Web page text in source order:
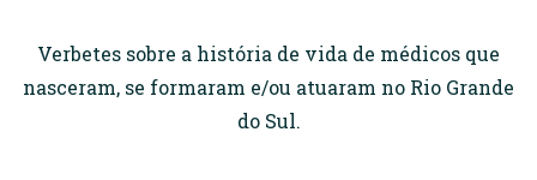
Verbetes sobre a história de vida de médicos que
nasceram, se formaram e/ou atuaram no Rio Grande
do Sul.